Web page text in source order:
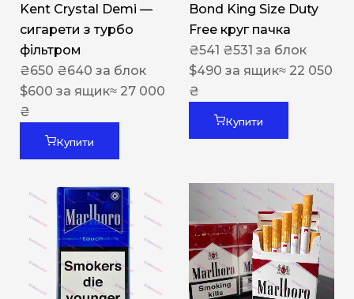
Kent Crystal Demi —
сигарети з турбо
фільтром
₴650 ₴640 за блок
$600 за ящик≈ 27 000
₴
Купити
Bond King Size Duty
Free круг пачка
₴541 ₴531 за блок
$490 за ящик≈ 22 050
₴
Купити